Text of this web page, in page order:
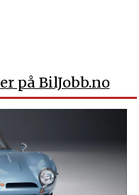
på BilJobb.no